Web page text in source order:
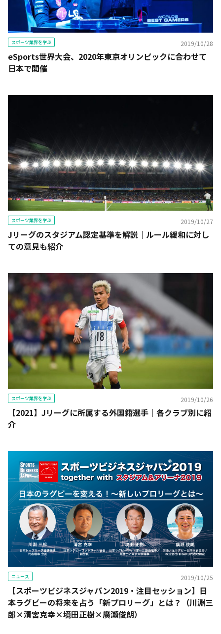
スポーツ業界を学ぶ 2019/10/28
eSports世界大会、2020年東京オリンピックに合わせて
日本で開催
スポーツ業界を学ぶ 2019/10/27
Jリーグのスタジアム認定基準を解説｜ルール緩和に対し
ての意見も紹介
スポーツ業界を学ぶ 2019/10/26
【2021】Jリーグに所属する外国籍選手｜各クラブ別に紹
介
ニュース 2019/10/25
【スポーツビジネスジャパン2019・注目セッション】日
本ラグビーの将来を占う「新プロリーグ」とは？（川淵三
郎×清宮克幸×境田正樹×廣瀬俊朗）